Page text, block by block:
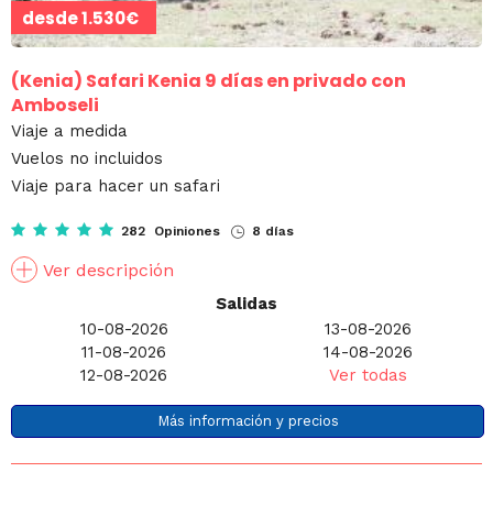
desde1.530€
(Kenia) Safari Kenia 9 días en privado con
Amboseli
Viaje a medida
Vuelos no incluidos
Viaje para hacer un safari
282 Opiniones 8 días
Ver descripción
Salidas
10-08-2026
11-08-2026
12-08-2026
13-08-2026
14-08-2026
Ver todas
Más información y precios